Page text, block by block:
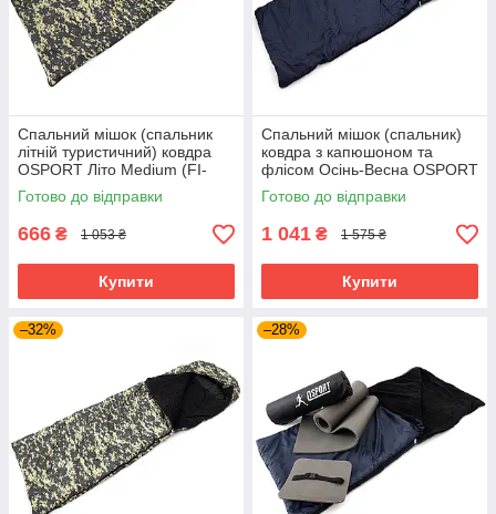
Спальний мішок (спальник
літній туристичний) ковдра
OSPORT Літо Medium (FI-
0046)
Готово до відправки
666 ₴ 1 053 ₴
Купити
Спальний мішок (спальник)
ковдра з капюшоном та
флісом Осінь-Весна OSPORT
Tourist Medium (ty-0014)
Готово до відправки
1 041 ₴ 1 575 ₴
Купити
–32% –28%